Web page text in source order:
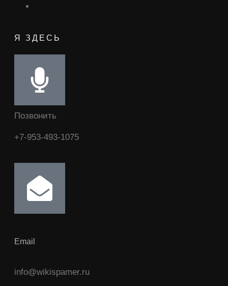
Я ЗДЕСЬ
Позвонить
+7-953-493-1075
Email
info@wikispamer.ru